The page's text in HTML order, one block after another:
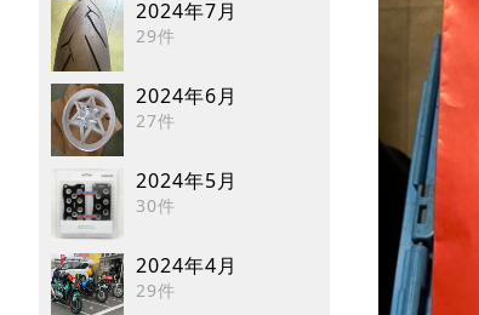
2024年7月
29件
2024年6月
27件
2024年5月
30件
2024年4月
29件